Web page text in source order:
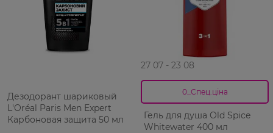
Дезодорант шариковый
L'Oréal Paris Men Expert
Карбоновая защита 50 мл
27 07 - 23 08
0_Спец.ціна
Гель для душа Old Spice
Whitewater 400 мл